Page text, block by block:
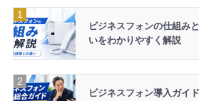
ビジネスフォンの仕組み
いをわかりやすく解説
ビジネスフォン導入ガイ